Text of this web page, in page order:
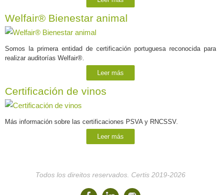
Welfair® Bienestar animal
Somos la primera entidad de certificación portuguesa reconocida para
realizar auditorías Welfair®.
Leer más
Certificación de vinos
Más información sobre las certificaciones PSVA y RNCSSV.
Leer más
Todos los direitos reservados. Certis 2019-2026